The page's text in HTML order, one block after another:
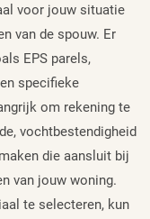
voor jouw situatie
van de spouw. Er
EPS parels,
specifieke
om rekening te
vochtbestendigheid
die aansluit bij
van jouw woning.
te selecteren, kun